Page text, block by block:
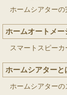
ホームシアターの
ホームオートメー
スマートスピーカ
ホームシアターと
ホームシアターの